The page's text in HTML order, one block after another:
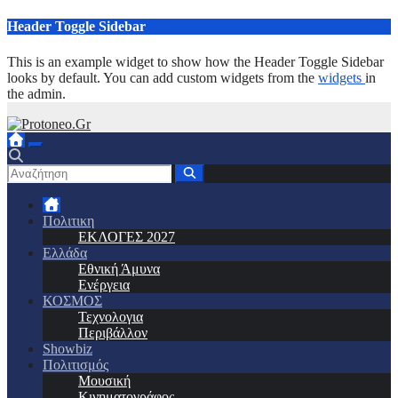
Μετάβαση
περιεχόμενο
Header Toggle Sidebar
This is an example widget to show how the Header Toggle Sidebar
looks by default. You can add custom widgets from the widgets in
the admin.
Πολιτικη
ΕΚΛΟΓΕΣ 2027
Ελλάδα
Εθνική Άμυνα
Ενέργεια
ΚΟΣΜΟΣ
Τεχνολογια
Περιβάλλον
Showbiz
Πολιτισμός
Μουσική